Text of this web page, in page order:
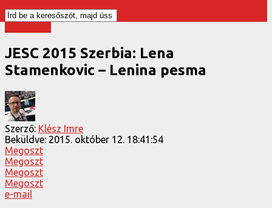
JESC 2015 Szerbia: Lena
Stamenkovic – Lenina pesma
Szerző: Klész Imre
Beküldve: 2015. október 12. 18:41:54
Megoszt
Megoszt
Megoszt
Megoszt
e-mail